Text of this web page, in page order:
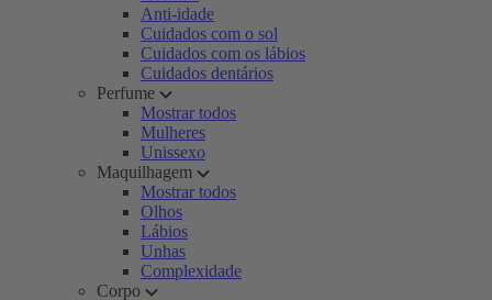
Anti-idade
Cuidados com o sol
Cuidados com os lábios
Cuidados dentários
Perfume
Mostrar todos
Mulheres
Unissexo
Maquilhagem
Mostrar todos
Olhos
Lábios
Unhas
Complexidade
Corpo